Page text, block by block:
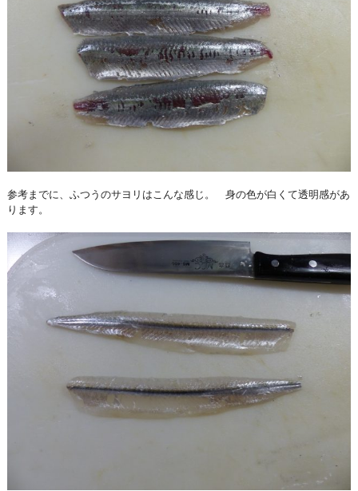
参考までに、ふつうのサヨリはこんな感じ。 身の色が白くて透明感があ
ります。